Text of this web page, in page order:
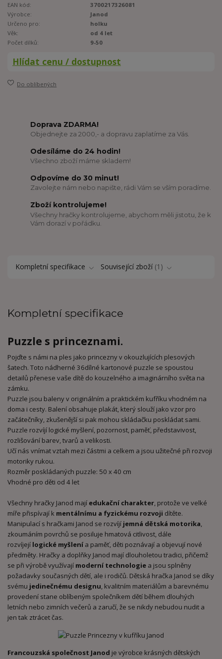
EAN kód:
3700217326081
Výrobce:
Janod
Určeno pro:
holku
Věk:
od 4 let
Počet dílků:
9-50
Hlídat cenu / dostupnost
Do oblíbených
Doprava ZDARMA!
Objednejte za 2000,- a dopravu zaplatíme za Vás.
Odesíláme do 24 hodin!
Všechno zboží máme skladem!
Odpovíme do 30 minut!
Zavolejte nám nebo napište, rádi Vám se vším poradíme.
Zboží kontrolujeme!
Všechny hračky kontrolujeme, abychom měli jistotu, že k
Vám dorazí v pořádku.
Kompletní specifikace Související zboží 1
Kompletní specifikace
Puzzle s princeznami.
Pojďte s námi na ples jako princezny v okouzlujících plesových
šatech. Toto nádherné 36dílné kartonové puzzle se spoustou
detailů přenese vaše dítě do kouzelného a imaginárního světa na
zámku.
Puzzle jsou baleny v originálním a praktickém kufříku vhodném na
doma i cesty. Balení obsahuje plakát, který slouží jako vzor pro
začátečníky, zkušenější si pak mohou skládačku poskládat sami.
Puzzle rozvíjí logické myšlení, pozornost, paměť, představivost,
rozlišování barev, tvarů a velikosti.
Učí nás vnímat vztah mezi částmi a celkem a jsou užitečné při rozvoji
motoriky rukou.
Rozměr poskládaných puzzle: 50 x 40 cm
Vhodné pro děti od 4 let
Všechny hračky Janod mají edukační charakter, protože ve velké
míře přispívají k mentálnímu a fyzickému rozvoji dítěte.
Manipulací s hračkami Janod se rozvíjí jemná dětská motorika,
zkoumáním povrchů se posiluje hmatová citlivost, dále
rozvíjejí logické myšlenía paměť, děti poznávají a objevují nové
předměty. Hračky a doplňky Janod mají dlouholetou tradici, přičemž
se při výrobě využívají moderní technologie a jsou splněny
požadavky současných dětí, ale i rodičů. Dětská hračka Janod se díky
svému jedinečnému designu, kvalitním materiálům a barevnému
provedení stane oblíbeným společníkem dětí během dlouhých
letních nebo zimních večerů a zaručí, že se nikdy nebudou nudit a
jen tak ztrácet čas.
Francouzská společnost Janod je výrobce krásných dětských